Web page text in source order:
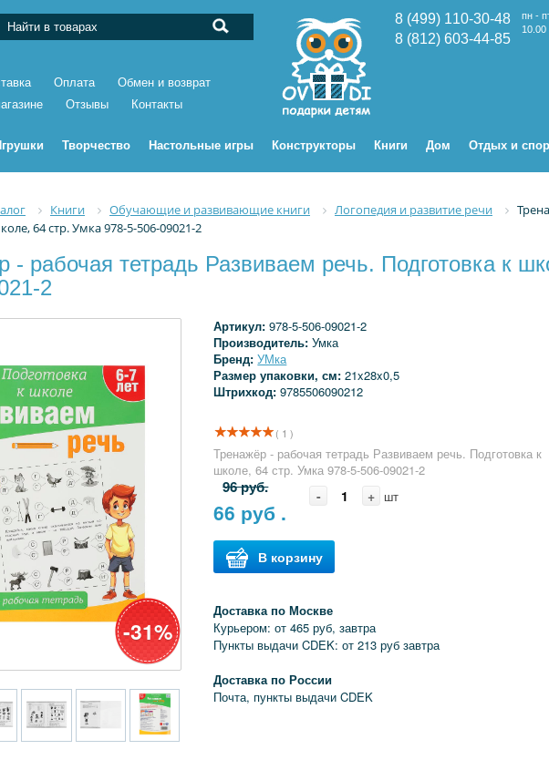
Оплата
Обмен и возврат
Отзывы Контакты
8 (499) 110-30-48
пн -
10.00
8 (812) 603-44-85
Творчество Настольные игры Конструкторы Книги Дом Отдых и
Книги Обучающие и развивающие книги Логопедия и развитие речи
64 стр. Умка 978-5-506-09021-2
- рабочая тетрадь Развиваем речь. Подготовка к
2
-31%
Артикул:978-5-506-09021-2
Производитель:Умка
Бренд:УМка
Размер упаковки, см:21x28x0,5
Штрихкод:9785506090212
( 1 )
Тренажёр - рабочая тетрадь Развиваем речь. Подготовка к
школе, 64 стр. Умка 978-5-506-09021-2
96 руб.
66 руб .
- + шт
В корзину
Доставка по Москве
Курьером: от 465 руб, завтра
Пункты выдачи CDEK: от 213 руб завтра
Доставка по России
Почта, пункты выдачи CDEK